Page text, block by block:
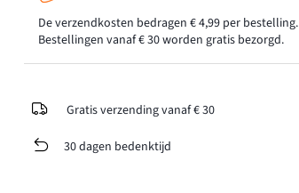
De verzendkosten bedragen € 4,99 per bestelling.
Bestellingen vanaf € 30 worden gratis bezorgd.
Gratis verzending vanaf € 30
30 dagen bedenktijd